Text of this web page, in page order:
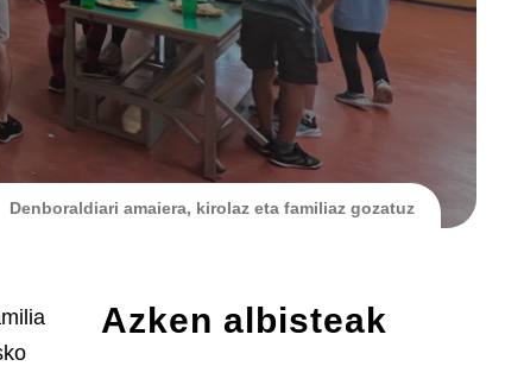
Denboraldiari amaiera, kirolaz eta familiaz gozatuz
Azken albisteak